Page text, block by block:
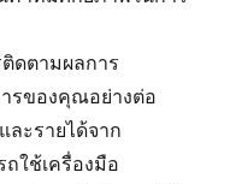
ดตามผลการ
รของคุณอย่างต่อ
ละรายได้จาก
ใช้เครื่องมือ